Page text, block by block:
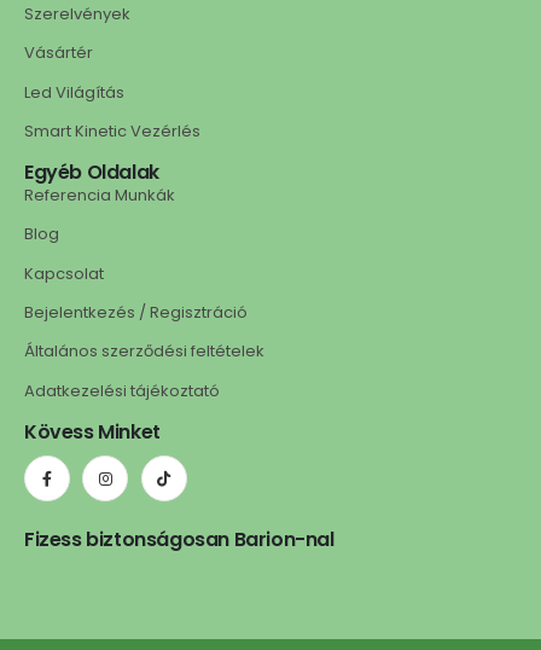
Szerelvények
Vásártér
Led Világítás
Smart Kinetic Vezérlés
Egyéb Oldalak
Referencia Munkák
Blog
Kapcsolat
Bejelentkezés / Regisztráció
Általános szerződési feltételek
Adatkezelési tájékoztató
Kövess Minket
Fizess biztonságosan Barion-nal